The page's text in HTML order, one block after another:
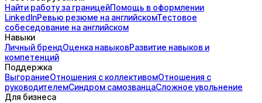
Найти работу за границейПомощь в оформлении
LinkedInРевью резюме на английскомТестовое
собеседование на английском
Навыки
Личный брендОценка навыковРазвитие навыков и
компетенций
Поддержка
ВыгораниеОтношения с коллективомОтношения с
руководителемСиндром самозванцаСложное увольнение
Для бизнеса